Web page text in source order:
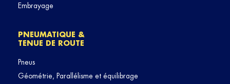
Embrayage
PNEUMATIQUE &
TENUE DE ROUTE
Pneus
Géométrie, Parallélisme et équilibrage